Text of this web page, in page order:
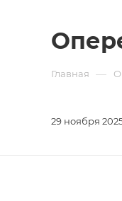
Главная — О
29 ноября